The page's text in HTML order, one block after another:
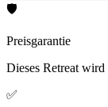
🛡️
Preisgarantie
Dieses Retreat wird
✅